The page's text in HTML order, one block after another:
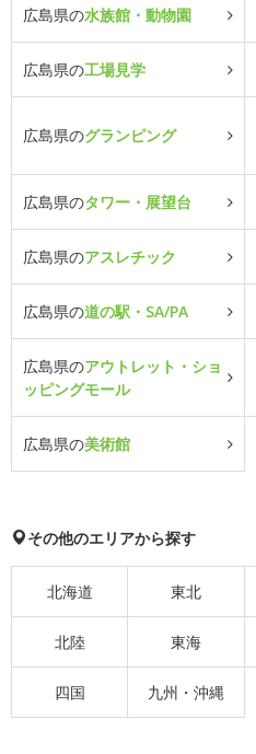
広島県の水族館・動物園
広島県の工場見学
広島県のグランピング
広島県のタワー・展望台
広島県のアスレチック
広島県の道の駅・SA/PA
広島県のアウトレット・ショ
ッピングモール
広島県の美術館
その他のエリアから探す
北海道 東北
北陸 東海
四国 九州・沖縄